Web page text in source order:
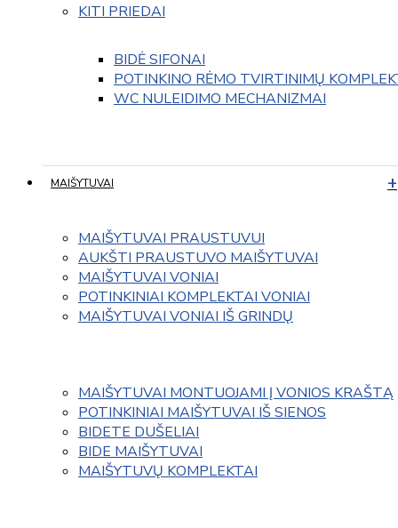
KITI PRIEDAI
BIDĖ SIFONAI
POTINKINO RĖMO TVIRTINIMŲ
WC NULEIDIMO MECHANIZMAI
MAIŠYTUVAI
MAIŠYTUVAI PRAUSTUVUI
AUKŠTI PRAUSTUVO MAIŠYTUVAI
MAIŠYTUVAI VONIAI
POTINKINIAI KOMPLEKTAI VONIAI
MAIŠYTUVAI VONIAI IŠ GRINDŲ
MAIŠYTUVAI MONTUOJAMI Į VONIOS KRAŠTĄ
POTINKINIAI MAIŠYTUVAI IŠ SIENOS
BIDETE DUŠELIAI
BIDE MAIŠYTUVAI
MAIŠYTUVŲ KOMPLEKTAI